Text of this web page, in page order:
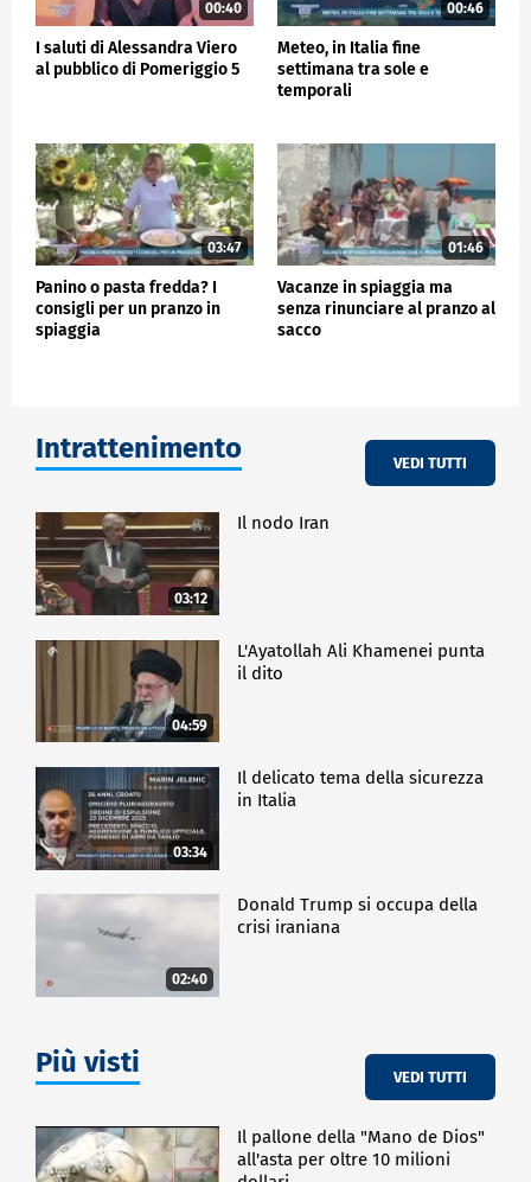
00:40
I saluti di Alessandra Viero
al pubblico di Pomeriggio 5
00:46
Meteo, in Italia fine
settimana tra sole e
temporali
03:47
Panino o pasta fredda? I
consigli per un pranzo in
spiaggia
01:46
Vacanze in spiaggia ma
senza rinunciare al pranzo al
sacco
Intrattenimento VEDI TUTTI
03:12
Il nodo Iran
04:59
L'Ayatollah Ali Khamenei punta
il dito
03:34
Il delicato tema della sicurezza
in Italia
02:40
Donald Trump si occupa della
crisi iraniana
Più visti VEDI TUTTI
Il pallone della "Mano de Dios"
all'asta per oltre 10 milioni